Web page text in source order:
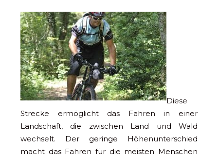
Diese
Strecke ermöglicht das Fahren in einer
Landschaft, die zwischen Land und Wald
wechselt. Der geringe Höhenunterschied
macht das Fahren für die meisten Menschen